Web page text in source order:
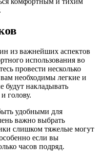
из важнейших аспектов
использования во
провести несколько
необходимы легкие и
будут накладывать
голову.
удобными для
важно выбрать
слишком тяжелые могут
если вы
часов подряд.